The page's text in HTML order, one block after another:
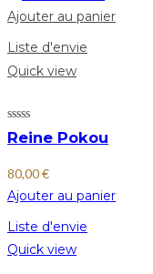
Ajouter au panier
Liste d'envie
Quick view
Reine Pokou
80,00€
Ajouter au panier
Liste d'envie
Quick view